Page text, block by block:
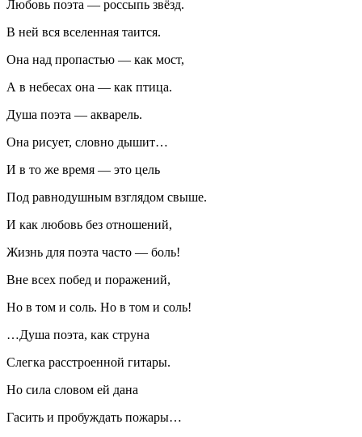
Любовь поэта — россыпь звёзд.
В ней вся вселенная таится.
Она над пропастью — как мост,
А в небесах она — как птица.
Душа поэта — акварель.
Она рисует, словно дышит…
И в то же время — это цель
Под равнодушным взглядом свыше.
И как любовь без отношений,
Жизнь для поэта часто — боль!
Вне всех побед и поражений,
Но в том и соль. Но в том и соль!
…Душа поэта, как струна
Слегка расстроенной гитары.
Но сила словом ей дана
Гасить и пробуждать пожары…